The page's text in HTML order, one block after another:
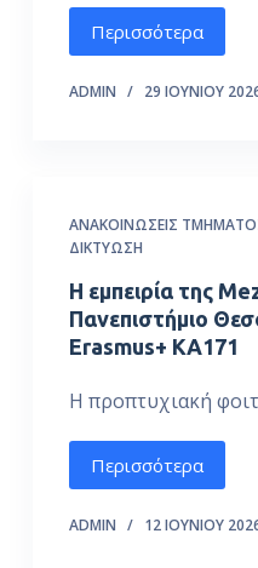
Περισσότερα
ADMIN 29 ΙΟΥΝΊΟΥ
ΑΝΑΚΟΙΝΏΣΕΙΣ
ΔΙΚΤΎΩΣΗ
Η εμπειρία της
Πανεπιστήμιο
Erasmus+ KA171
Η προπτυχιακή
Περισσότερα
ADMIN 12 ΙΟΥΝΊΟΥ